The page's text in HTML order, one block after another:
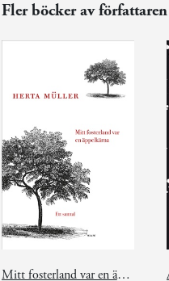
Fler böcker av författaren
Mitt fosterland var en äppelkärna